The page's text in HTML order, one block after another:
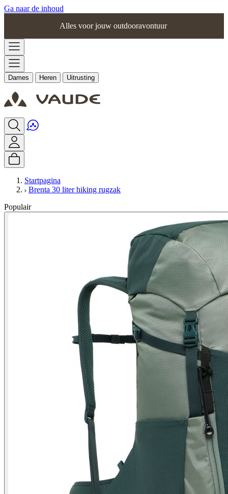
Ga naar de inhoud
Alles voor jouw outdooravontuur
Dames Heren Uitrusting
Startpagina
Brenta 30 liter hiking rugzak
Populair